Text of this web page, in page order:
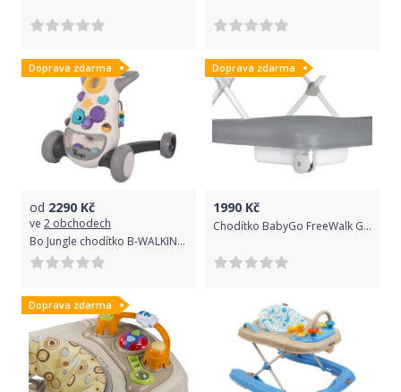
Doprava zdarma
od 2290 Kč
ve 2 obchodech
Bo Jungle chodítko B-WALKING AID Grey
Doprava zdarma
1990 Kč
Chodítko BabyGo FreeWalk Grey 2018
Doprava zdarma